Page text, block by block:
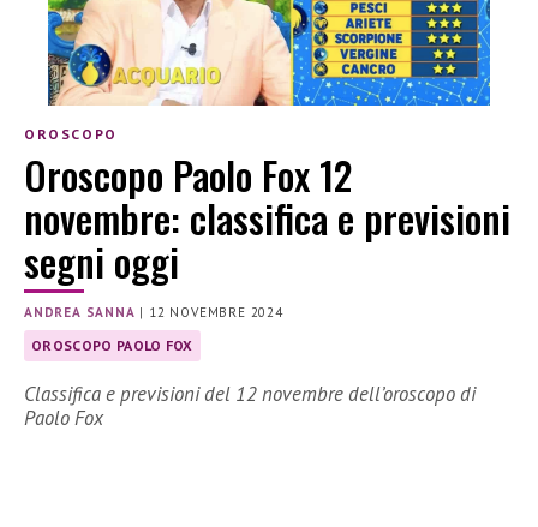
OROSCOPO
Oroscopo Paolo Fox 12
novembre: classifica e previsioni
segni oggi
ANDREA SANNA | 12 NOVEMBRE 2024
OROSCOPO PAOLO FOX
Classifica e previsioni del 12 novembre dell’oroscopo di
Paolo Fox